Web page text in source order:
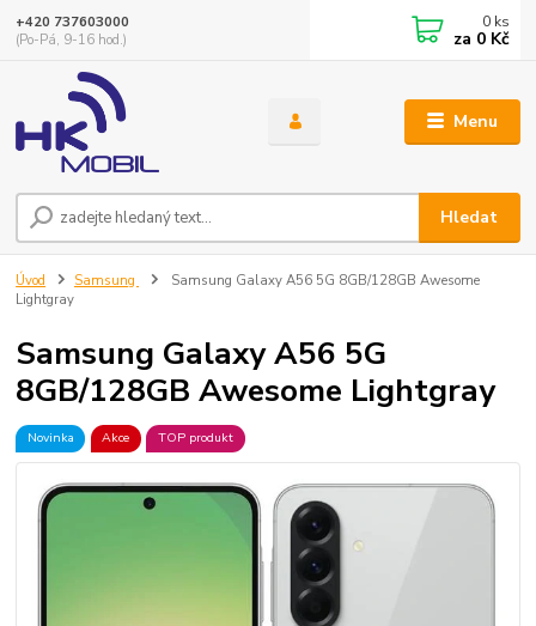
Menu
Hledat
+420 737603000
(Po-Pá, 9-16 hod.)
0 ks
za 0 Kč
Úvod Samsung
Samsung Galaxy A56 5G 8GB/128GB Awesome
Lightgray
Samsung Galaxy A56 5G
8GB/128GB Awesome Lightgray
Novinka Akce TOP produkt